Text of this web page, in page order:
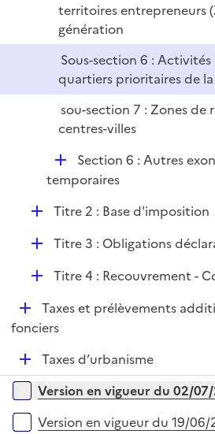
territoires entrepreneurs
génération
Sous-section 6 :
quartiers prioritaires de
sou-section 7 : Zones de
centres-villes
D
é
l
e
r
Section 6 : Autres
temporaires
D
e
r
Titre 2 : Base d'imposition
D
l
i
e
r
Titre 3 : Obligations
D
p
l
i
e
r
Titre 4 : Recouvrement -
D
é
e
r
Taxes et prélèvements
fonciers
D
é
p
Taxes d’urbanisme
Versions sur la période
Version en vigueur du 02/
Version en vigueur du 19/